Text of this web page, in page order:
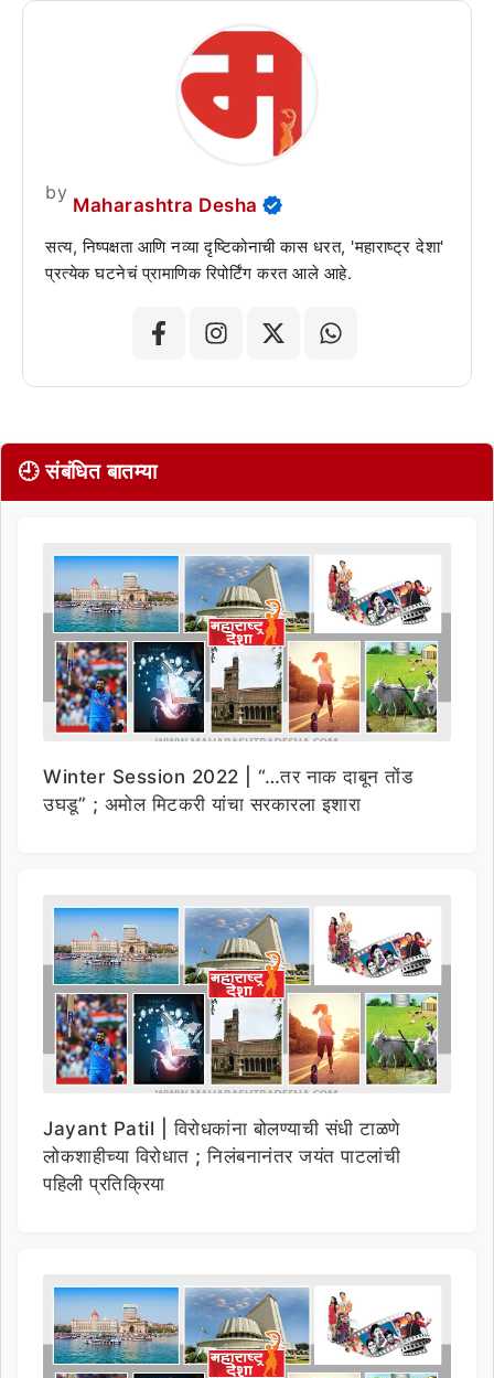
by
Maharashtra Desha
सत्य, निष्पक्षता आणि नव्या दृष्टिकोनाची कास धरत, 'महाराष्ट्र देशा'
प्रत्येक घटनेचं प्रामाणिक रिपोर्टिंग करत आले आहे.
🕘 संबंधित बातम्या
Winter Session 2022 | “…तर नाक दाबून तोंड
उघडू” ; अमोल मिटकरी यांचा सरकारला इशारा
Jayant Patil | विरोधकांना बोलण्याची संधी टाळणे
लोकशाहीच्या विरोधात ; निलंबनानंतर जयंत पाटलांची
पहिली प्रतिक्रिया